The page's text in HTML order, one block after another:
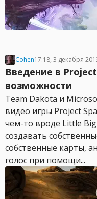
Cohen17:18, 3 декабря
Введение в
возможности
Team Dakota и
видео игры Project
чем-то вроде Little
создавать
собственные карты,
голос при помощи...